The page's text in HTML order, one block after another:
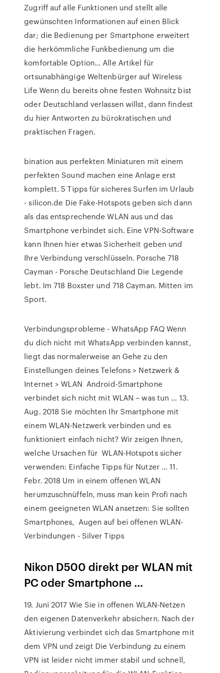
Zugriff auf alle Funktionen und stellt alle
gewünschten Informationen auf einen Blick
dar; die Bedienung per Smartphone erweitert
die herkömmliche Funkbedienung um die
komfortable Option… Alle Artikel für
ortsunabhängige Weltenbürger auf Wireless
Life Wenn du bereits ohne festen Wohnsitz bist
oder Deutschland verlassen willst, dann findest
du hier Antworten zu bürokratischen und
praktischen Fragen.
bination aus perfekten Miniaturen mit einem
perfekten Sound machen eine Anlage erst
komplett. 5 Tipps für sicheres Surfen im Urlaub
- silicon.de Die Fake-Hotspots geben sich dann
als das entsprechende WLAN aus und das
Smartphone verbindet sich. Eine VPN-Software
kann Ihnen hier etwas Sicherheit geben und
Ihre Verbindung verschlüsseln. Porsche 718
Cayman - Porsche Deutschland Die Legende
lebt. Im 718 Boxster und 718 Cayman. Mitten im
Sport.
Verbindungsprobleme - WhatsApp FAQ Wenn
du dich nicht mit WhatsApp verbinden kannst,
liegt das normalerweise an Gehe zu den
Einstellungen deines Telefons > Netzwerk &
Internet > WLAN Android-Smartphone
verbindet sich nicht mit WLAN – was tun ... 13.
Aug. 2018 Sie möchten Ihr Smartphone mit
einem WLAN-Netzwerk verbinden und es
funktioniert einfach nicht? Wir zeigen Ihnen,
welche Ursachen für WLAN-Hotspots sicher
verwenden: Einfache Tipps für Nutzer ... 11.
Febr. 2018 Um in einem offenen WLAN
herumzuschnüffeln, muss man kein Profi nach
einem geeigneten WLAN ansetzen: Sie sollten
Smartphones, Augen auf bei offenen WLAN-
Verbindungen - Silver Tipps
Nikon D500 direkt per WLAN mit
PC oder Smartphone ...
19. Juni 2017 Wie Sie in offenen WLAN-Netzen
den eigenen Datenverkehr absichern. Nach der
Aktivierung verbindet sich das Smartphone mit
dem VPN und zeigt Die Verbindung zu einem
VPN ist leider nicht immer stabil und schnell,